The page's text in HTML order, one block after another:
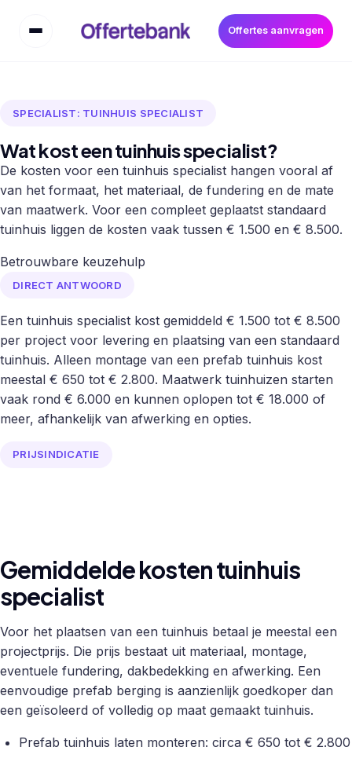
Offertes aanvragen
SPECIALIST: TUINHUIS SPECIALIST
Wat kost een tuinhuis specialist?
De kosten voor een tuinhuis specialist hangen vooral af
van het formaat, het materiaal, de fundering en de mate
van maatwerk. Voor een compleet geplaatst standaard
tuinhuis liggen de kosten vaak tussen € 1.500 en € 8.500.
Betrouwbare keuzehulp
DIRECT ANTWOORD
Een tuinhuis specialist kost gemiddeld € 1.500 tot € 8.500
per project voor levering en plaatsing van een standaard
tuinhuis. Alleen montage van een prefab tuinhuis kost
meestal € 650 tot € 2.800. Maatwerk tuinhuizen starten
vaak rond € 6.000 en kunnen oplopen tot € 18.000 of
meer, afhankelijk van afwerking en opties.
PRIJSINDICATIE
Gemiddelde kosten tuinhuis
specialist
Voor het plaatsen van een tuinhuis betaal je meestal een
projectprijs. Die prijs bestaat uit materiaal, montage,
eventuele fundering, dakbedekking en afwerking. Een
eenvoudige prefab berging is aanzienlijk goedkoper dan
een geïsoleerd of volledig op maat gemaakt tuinhuis.
Prefab tuinhuis laten monteren: circa € 650 tot € 2.800